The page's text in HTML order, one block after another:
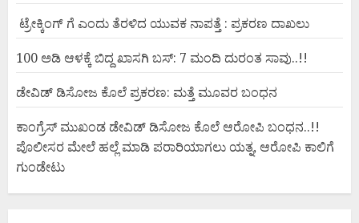
ಟ್ರೇಕ್ಕಿಂಗ್ ಗೆ ಎಂದು ತೆರಳಿದ ಯುವಕ ನಾಪತ್ತೆ : ಪ್ರಕರಣ ದಾಖಲು
100 ಅಡಿ ಆಳಕ್ಕೆ ಬಿದ್ದ ಖಾಸಗಿ ಬಸ್: 7 ಮಂದಿ ದುರಂತ ಸಾವು..!!
ಡೇವಿಡ್ ಡಿಸೋಜ ಕೊಲೆ ಪ್ರಕರಣ: ಮತ್ತೆ ಮೂವರ ಬಂಧನ
ಕಾಂಗ್ರೆಸ್ ಮುಖಂಡ ಡೇವಿಡ್ ಡಿಸೋಜ ಕೊಲೆ ಆರೋಪಿ ಬಂಧನ..!!
ಪೊಲೀಸರ ಮೇಲೆ ಹಲ್ಲೆ ಮಾಡಿ ಪರಾರಿಯಾಗಲು ಯತ್ನ, ಆರೋಪಿ ಕಾಲಿಗೆ
ಗುಂಡೇಟು